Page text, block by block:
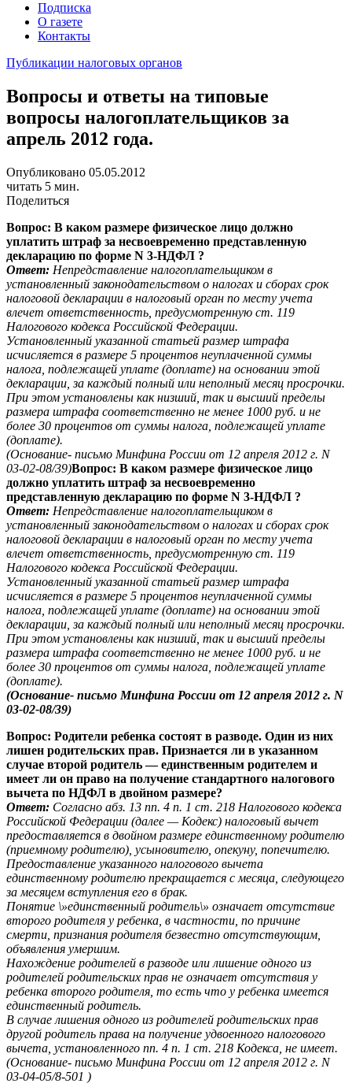
Подписка
О газете
Контакты
Публикации налоговых органов
Вопросы и ответы на типовые
вопросы налогоплательщиков за
апрель 2012 года.
Опубликовано 05.05.2012
читать 5 мин.
Поделиться
Вопрос: В каком размере физическое лицо должно
уплатить штраф за несвоевременно представленную
декларацию по форме N 3-НДФЛ ?
Ответ: Непредставление налогоплательщиком в
установленный законодательством о налогах и сборах срок
налоговой декларации в налоговый орган по месту учета
влечет ответственность, предусмотренную ст. 119
Налогового кодекса Российской Федерации.
Установленный указанной статьей размер штрафа
исчисляется в размере 5 процентов неуплаченной суммы
налога, подлежащей уплате (доплате) на основании этой
декларации, за каждый полный или неполный месяц просрочки.
При этом установлены как низший, так и высший пределы
размера штрафа соответственно не менее 1000 руб. и не
более 30 процентов от суммы налога, подлежащей уплате
(доплате).
(Основание- письмо Минфина России от 12 апреля 2012 г. N
03-02-08/39)Вопрос: В каком размере физическое лицо
должно уплатить штраф за несвоевременно
представленную декларацию по форме N 3-НДФЛ ?
Ответ: Непредставление налогоплательщиком в
установленный законодательством о налогах и сборах срок
налоговой декларации в налоговый орган по месту учета
влечет ответственность, предусмотренную ст. 119
Налогового кодекса Российской Федерации.
Установленный указанной статьей размер штрафа
исчисляется в размере 5 процентов неуплаченной суммы
налога, подлежащей уплате (доплате) на основании этой
декларации, за каждый полный или неполный месяц просрочки.
При этом установлены как низший, так и высший пределы
размера штрафа соответственно не менее 1000 руб. и не
более 30 процентов от суммы налога, подлежащей уплате
(доплате).
(Основание- письмо Минфина России от 12 апреля 2012 г. N
03-02-08/39)
Вопрос: Родители ребенка состоят в разводе. Один из них
лишен родительских прав. Признается ли в указанном
случае второй родитель — единственным родителем и
имеет ли он право на получение стандартного налогового
вычета по НДФЛ в двойном размере?
Ответ: Согласно абз. 13 пп. 4 п. 1 ст. 218 Налогового кодекса
Российской Федерации (далее — Кодекс) налоговый вычет
предоставляется в двойном размере единственному родителю
(приемному родителю), усыновителю, опекуну, попечителю.
Предоставление указанного налогового вычета
единственному родителю прекращается с месяца, следующего
за месяцем вступления его в брак.
Понятие \»единственный родитель\» означает отсутствие
второго родителя у ребенка, в частности, по причине
смерти, признания родителя безвестно отсутствующим,
объявления умершим.
Нахождение родителей в разводе или лишение одного из
родителей родительских прав не означает отсутствия у
ребенка второго родителя, то есть что у ребенка имеется
единственный родитель.
В случае лишения одного из родителей родительских прав
другой родитель права на получение удвоенного налогового
вычета, установленного пп. 4 п. 1 ст. 218 Кодекса, не имеет.
(Основание- письмо Минфина России от 12 апреля 2012 г. N
03-04-05/8-501 )